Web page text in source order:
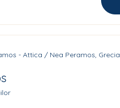
- Attica / Nea Peramos, Grecia